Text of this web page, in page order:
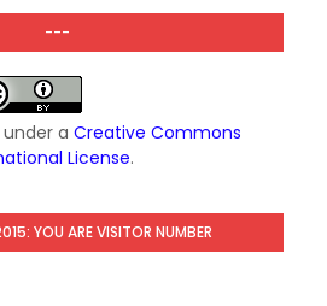
---
under a Creative Commons
License.
YOU ARE VISITOR NUMBER